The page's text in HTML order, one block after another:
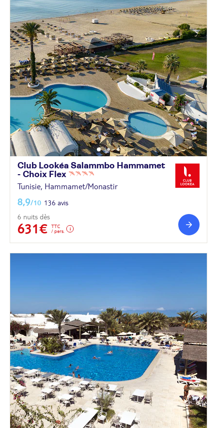
Club Lookéa Salammbo Hammamet
- Choix Flex
Tunisie, Hammamet/Monastir
8,9/10 136 avis
6 nuits dès
631€
TTC
/ pers.